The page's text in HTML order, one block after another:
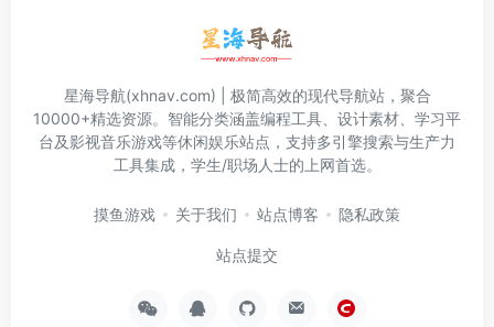
星海导航(xhnav.com) | 极简高效的现代导航站，聚合
10000+精选资源。智能分类涵盖编程工具、设计素材、学习平
台及影视音乐游戏等休闲娱乐站点，支持多引擎搜索与生产力
工具集成，学生/职场人士的上网首选。
摸鱼游戏 关于我们 站点博客 隐私政策
站点提交